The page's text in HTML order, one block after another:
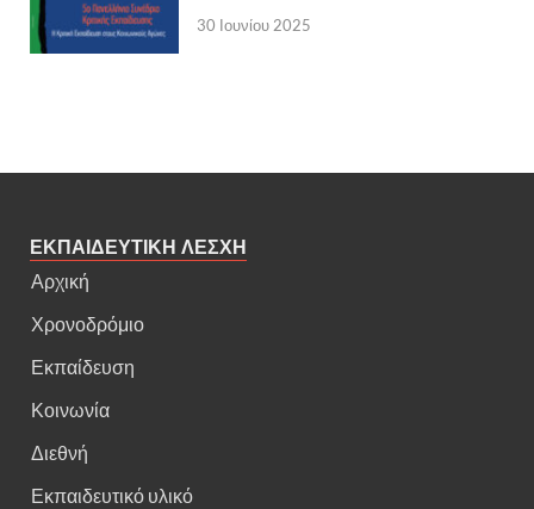
30 Ιουνίου 2025
ΕΚΠΑΙΔΕΥΤΙΚΗ ΛΕΣΧΗ
Αρχική
Χρονοδρόμιο
Εκπαίδευση
Κοινωνία
Διεθνή
Εκπαιδευτικό υλικό